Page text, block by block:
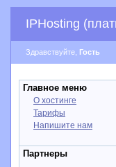
IPHosting
Здравствуйте, Гость
Главное меню
О хостинге
Тарифы
Напишите нам
Партнеры